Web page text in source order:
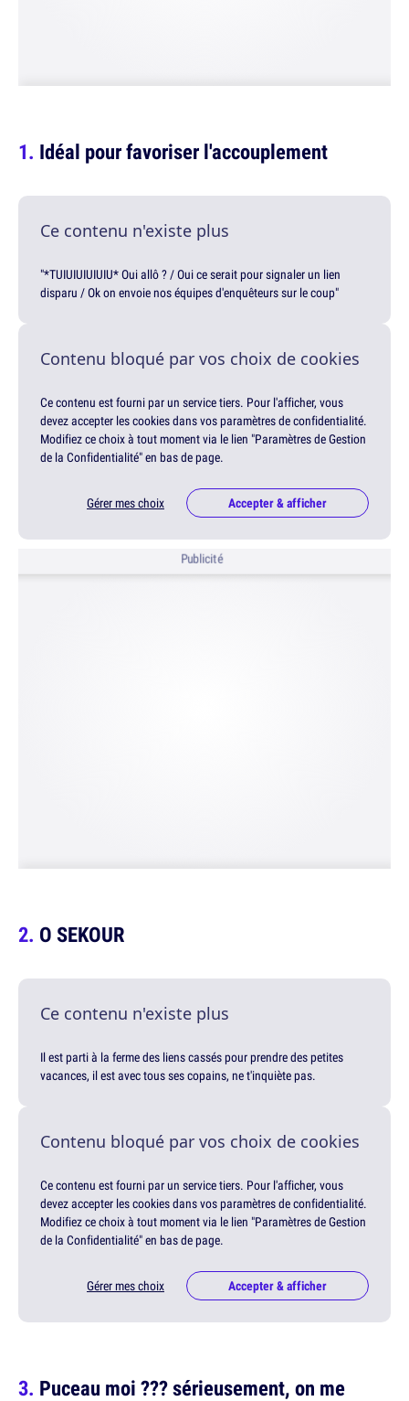
Idéal pour favoriser l'accouplement
Ce contenu n'existe plus
"*TUIUIUIUIUIU* Oui allô ? / Oui ce serait pour signaler un lien
disparu / Ok on envoie nos équipes d'enquêteurs sur le coup"
Contenu bloqué par vos choix de cookies
Ce contenu est fourni par un service tiers. Pour l'afficher, vous
devez accepter les cookies dans vos paramètres de confidentialité.
Modifiez ce choix à tout moment via le lien "Paramètres de Gestion
de la Confidentialité" en bas de page.
Gérer mes choix Accepter & afficher
Publicité
O SEKOUR
Ce contenu n'existe plus
Il est parti à la ferme des liens cassés pour prendre des petites
vacances, il est avec tous ses copains, ne t'inquiète pas.
Contenu bloqué par vos choix de cookies
Ce contenu est fourni par un service tiers. Pour l'afficher, vous
devez accepter les cookies dans vos paramètres de confidentialité.
Modifiez ce choix à tout moment via le lien "Paramètres de Gestion
de la Confidentialité" en bas de page.
Gérer mes choix Accepter & afficher
Puceau moi ??? sérieusement, on me